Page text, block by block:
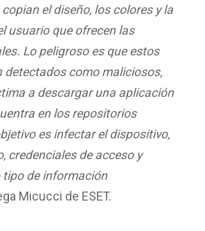
el diseño, los colores y la
usuario que ofrecen las
Lo peligroso es que estos
detectados como maliciosos,
a descargar una aplicación
en los repositorios
es infectar el dispositivo,
credenciales de acceso y
de información
Micucci de ESET.